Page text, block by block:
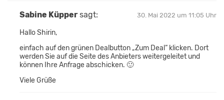
Sabine Küpper sagt: 30. Mai 2022 um 11:05 Uhr
Hallo Shirin,
einfach auf den grünen Dealbutton „Zum Deal“ klicken. Dort
werden Sie auf die Seite des Anbieters weitergeleitet und
können Ihre Anfrage abschicken. 🙂
Viele Grüße